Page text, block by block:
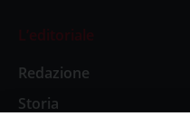
L’editoriale
Redazione
Storia